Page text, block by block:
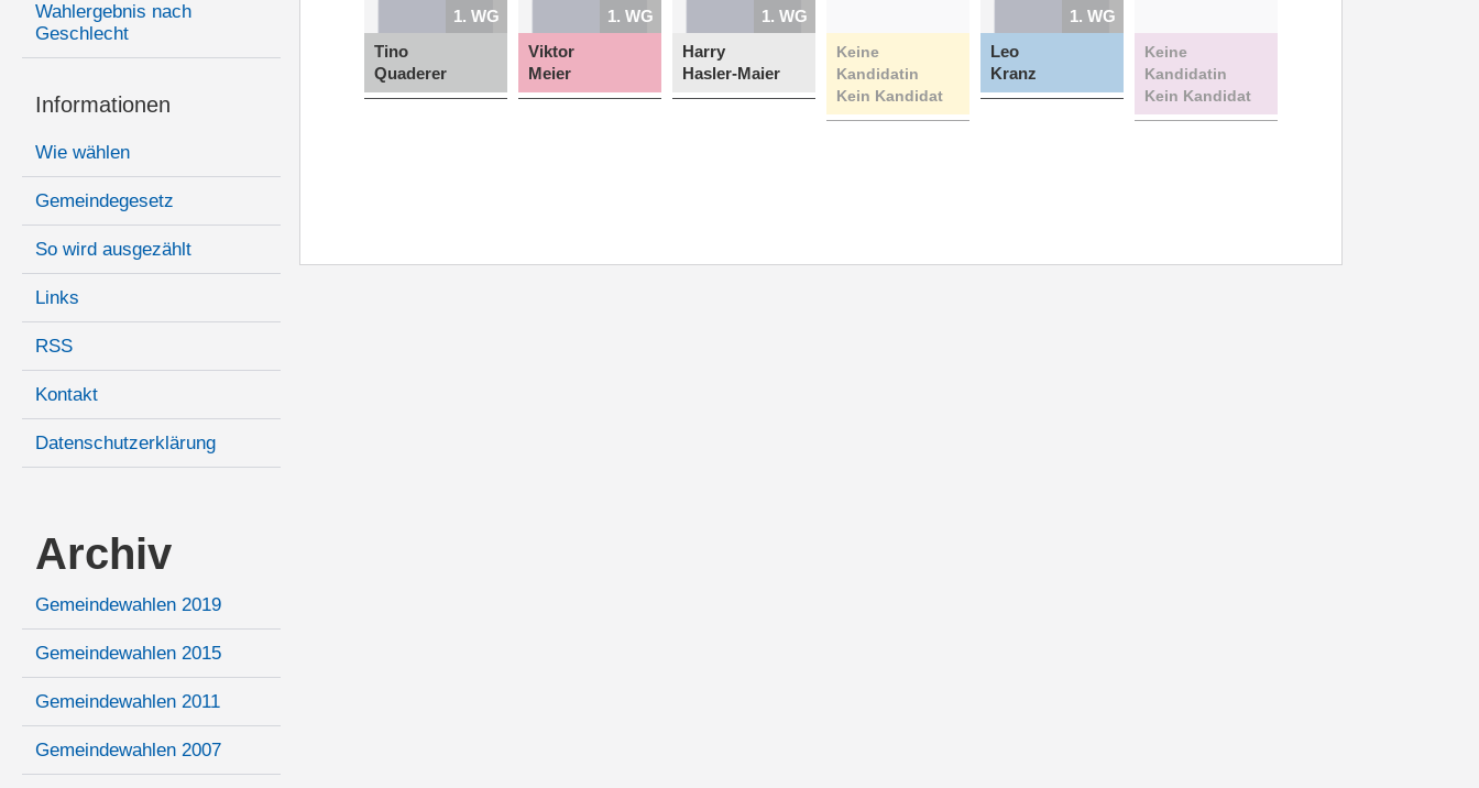
Wahlergebnis nach
Geschlecht
Informationen
Wie wählen
Gemeindegesetz
So wird ausgezählt
Links
RSS
Kontakt
Datenschutzerklärung
Archiv
Gemeindewahlen 2019
Gemeindewahlen 2015
Gemeindewahlen 2011
Gemeindewahlen 2007
1. WG
Tino
Quaderer
1. WG
Viktor
Meier
1. WG
Harry
Hasler-Maier
Keine
Kandidatin
Kein Kandidat
1. WG
Leo
Kranz
Keine
Kandidatin
Kein Kandidat